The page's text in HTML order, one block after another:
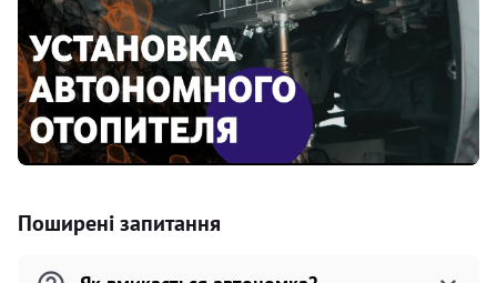
Поширені запитання